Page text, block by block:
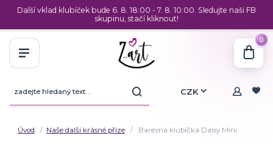
Další vklad klubíček bude 6. 8. 18:00 - 7. 8. 10:00. Sledujte naši FB
skupinu, stačí kliknout!
CZK
0
Úvod Naše další krásné příze Barevná klubíčka Daisy Mini